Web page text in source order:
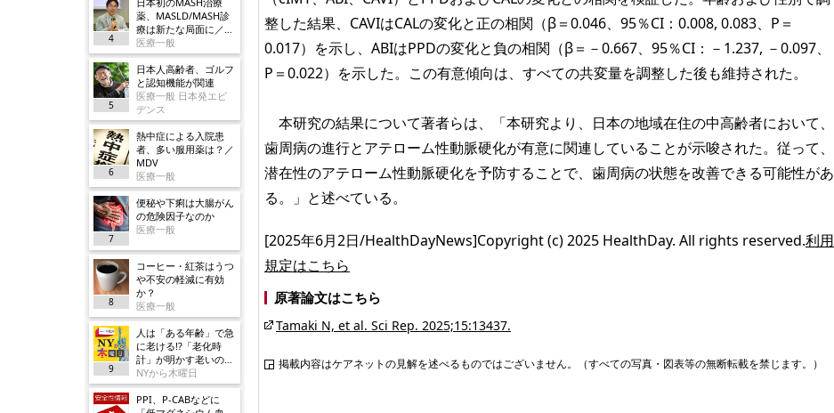
4
薬、MASLD/MASH診
療は新たな局面に／ノ
ボ
医療一般
5
日本人高齢者、ゴルフ
と認知機能が関連
医療一般 日本発エビ
デンス
6
熱中症による入院患
者、多い服用薬は？／
MDV
医療一般
7
便秘や下痢は大腸がん
の危険因子なのか
医療一般
8
コーヒー・紅茶はうつ
や不安の軽減に有効
か？
医療一般
9
人は「ある年齢」で急
に老ける!?「老化時
計」が明かす老いの正
体
NYから木曜日
PPI、P-CABなどに
整した結果、CAVIはCALの変化と正の相関（β＝0.046、95％CI：0.008, 0.083、P＝
0.017）を示し、ABIはPPDの変化と負の相関（β＝－0.667、95％CI：－1.237, －0.097、
P＝0.022）を示した。この有意傾向は、すべての共変量を調整した後も維持された。
本研究の結果について著者らは、「本研究より、日本の地域在住の中高齢者において、
歯周病の進行とアテローム性動脈硬化が有意に関連していることが示唆された。従って、
潜在性のアテローム性動脈硬化を予防することで、歯周病の状態を改善できる可能性があ
る。」と述べている。
[2025年6月2日/HealthDayNews]Copyright (c) 2025 HealthDay. All rights reserved.利用
規定はこちら
原著論文はこちら
Tamaki N, et al. Sci Rep. 2025;15:13437.
掲載内容はケアネットの見解を述べるものではございません。（すべての写真・図表等の無断転載を禁じます。）